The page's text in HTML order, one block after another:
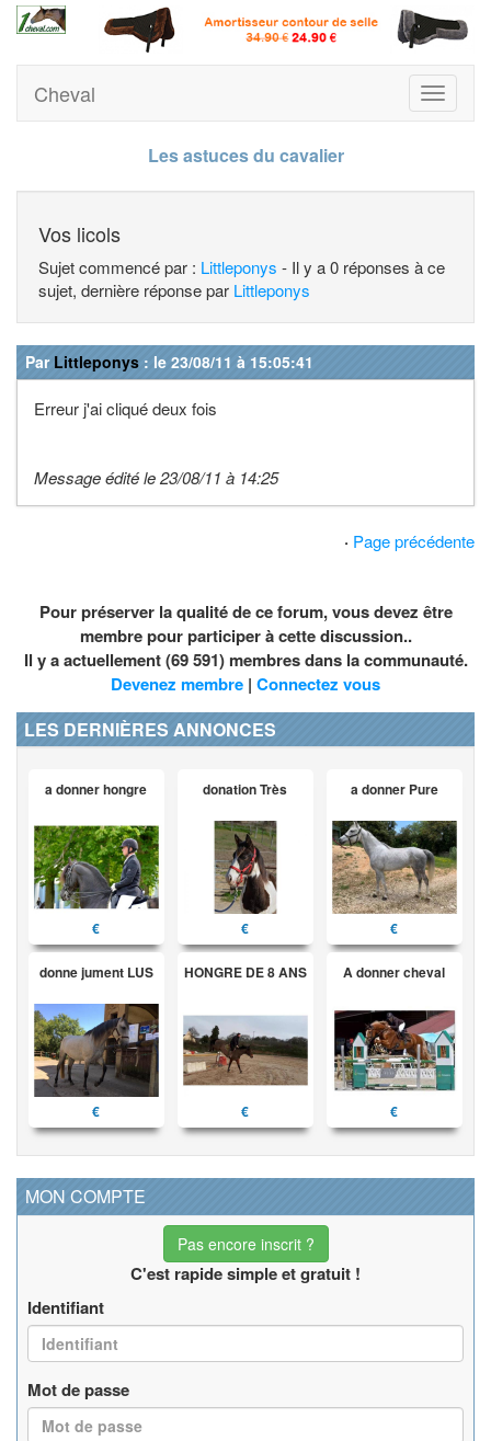
Toggle
Cheval
Les astuces du cavalier
Vos licols
Sujet commencé par : Littleponys - Il y a 0 réponses à ce
sujet, dernière réponse par Littleponys
Par Littleponys : le 23/08/11 à 15:05:41
Erreur j'ai cliqué deux fois
Message édité le 23/08/11 à 14:25
· Page précédente
Pour préserver la qualité de ce forum, vous devez être
membre pour participer à cette discussion..
Il y a actuellement (69 591) membres dans la communauté.
Devenez membre | Connectez vous
LES DERNIÈRES ANNONCES
a donner hongre
€
donation Très
€
a donner Pure
€
donne jument LUS
€
HONGRE DE 8 ANS
€
A donner cheval
€
MON COMPTE
Pas encore inscrit ?
C'est rapide simple et gratuit !
Identifiant
Mot de passe